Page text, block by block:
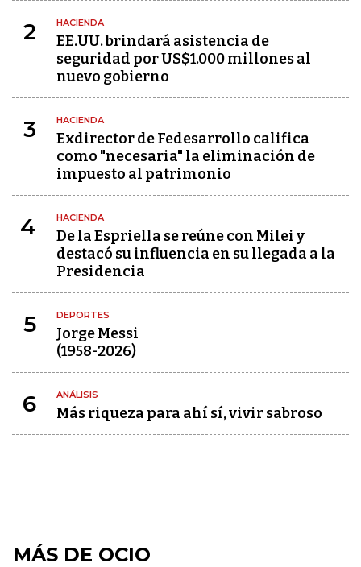
2 HACIENDA
EE.UU. brindará asistencia de
seguridad por US$1.000 millones al
nuevo gobierno
3 HACIENDA
Exdirector de Fedesarrollo califica
como "necesaria" la eliminación de
impuesto al patrimonio
4 HACIENDA
De la Espriella se reúne con Milei y
destacó su influencia en su llegada a la
Presidencia
5 DEPORTES
Jorge Messi
(1958-2026)
6 ANÁLISIS
Más riqueza para ahí sí, vivir sabroso
MÁS DE OCIO